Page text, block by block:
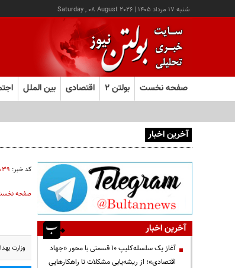
شنبه ۱۷ مرداد ۱۴۰۵ |
Saturday , 08 August 2026
صفحه نخست بولتن ۲ اقتصادی بین الملل
آخرین اخبار
کد خبر:
صفحه
وزارت بهداشت ژاپن از فوت یک
آخرین اخبار
آغاز یک سلسله‌کلیپ ۱۰ قسمتی با محور «جهاد
اقتصادی»؛ از ریشه‌یابی مشکلات تا راهکارهایی